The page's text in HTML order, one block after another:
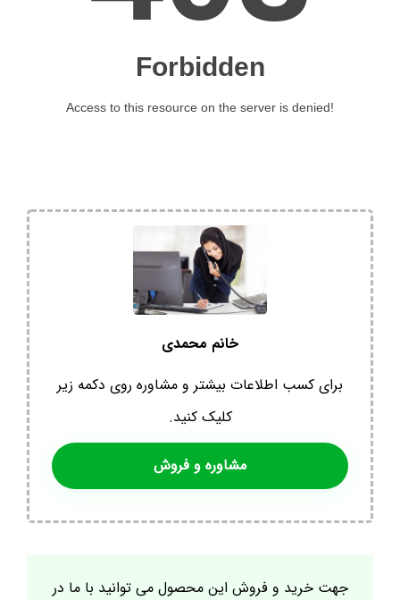
خانم محمدی
برای کسب اطلاعات بیشتر و مشاوره روی دکمه زیر
کلیک کنید.
مشاوره و فروش
جهت خرید و فروش این محصول می توانید با ما در